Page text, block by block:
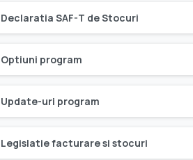
Declaratia SAF-T de Stocuri
Optiuni program
Update-uri program
Legislatie facturare si stocuri